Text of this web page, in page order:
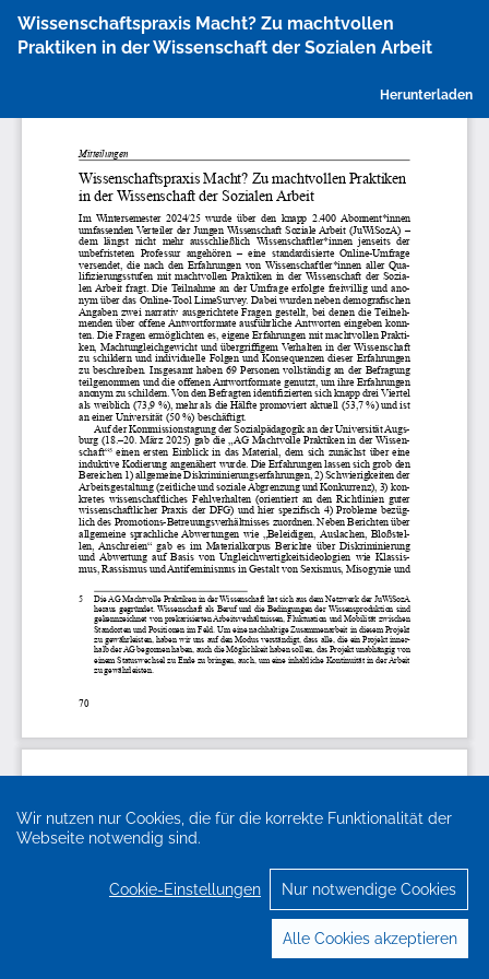
Wir nutzen nur Cookies, die für die korrekte Funktionalität der
Webseite notwendig sind.
Cookie-Einstellungen Nur notwendige Cookies
Alle Cookies akzeptieren
Artikeldetails
zurückkehren
Wissenschaftspraxis Macht? Zu machtvollen
Praktiken in der Wissenschaft der Sozialen Arbeit
Herunterladen